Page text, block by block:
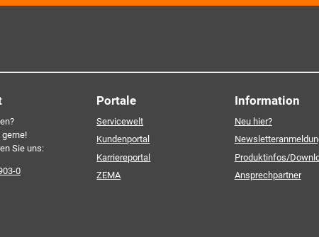
des AKDB
eben ganz
Einwilligung, die Sie
Ich erkläre mich mit den
einverstanden.
Sie uns:
0
Portale
Servicewelt
Kundenportal
Karriereportal
ZEMA
Information
Neu hier?
Produktinfos/
Ansprechpartner